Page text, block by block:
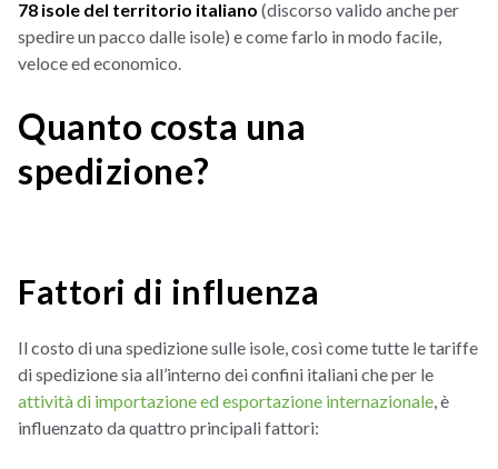
78 isole del territorio italiano (discorso valido anche per
spedire un pacco dalle isole) e come farlo in modo facile,
veloce ed economico.
Quanto costa una
spedizione?
Fattori di influenza
Il costo di una spedizione sulle isole, così come tutte le tariffe
di spedizione sia all’interno dei confini italiani che per le
attività di importazione ed esportazione internazionale , è
influenzato da quattro principali fattori: